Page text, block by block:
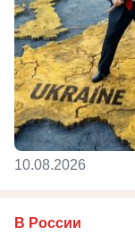
10.08.2026
В России